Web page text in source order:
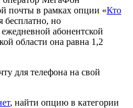
почты в рамках опции «Кто
бесплатно, но
абонентской
области она равна 1,2
для телефона на свой
, найти опцию в категории